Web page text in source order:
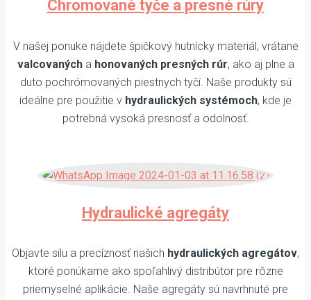
Chromované tyče a presné rúry
V našej ponuke nájdete špičkový hutnícky materiál, vrátane
valcovanýcha honovaných presných rúr, ako aj plne a
duto pochrómovaných piestnych tyčí. Naše produkty sú
ideálne pre použitie v hydraulických systémoch, kde je
potrebná vysoká presnosť a odolnosť.
Hydraulické agregáty
Objavte silu a precíznosť našich hydraulických agregátov,
ktoré ponúkame ako spoľahlivý distribútor pre rôzne
priemyselné aplikácie. Naše agregáty sú navrhnuté pre